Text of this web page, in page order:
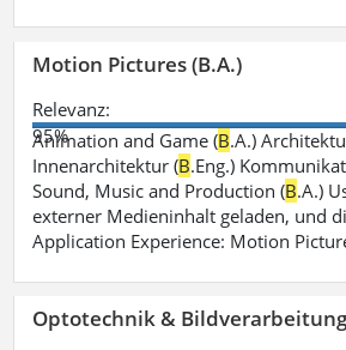
Motion Pictures (B.A.)
Relevanz:
95%
Animation and Game (B.A.)
Innenarchitektur (B.Eng.)
Sound, Music and Production (B.A.)
externer Medieninhalt geladen, und
Application Experience: Motion
Optotechnik & Bildverarbeitung